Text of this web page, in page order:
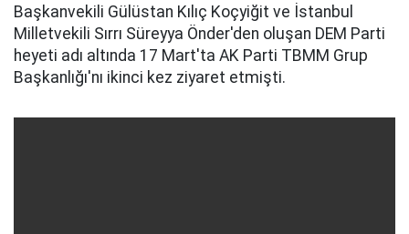
Başkanvekili Gülüstan Kılıç Koçyiğit ve İstanbul
Milletvekili Sırrı Süreyya Önder'den oluşan DEM Parti
heyeti adı altında 17 Mart'ta AK Parti TBMM Grup
Başkanlığı'nı ikinci kez ziyaret etmişti.